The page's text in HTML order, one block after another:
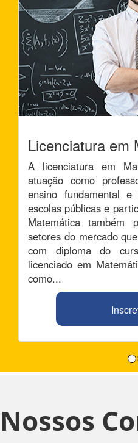
Licenciatura em
A licenciatura em
atuação como
ensino fundamental
escolas públicas e
Matemática também
setores do mercado
com diploma do
licenciado em
como...
Nossos